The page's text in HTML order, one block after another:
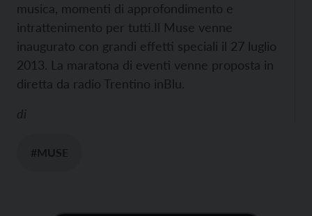
musica, momenti di approfondimento e
intrattenimento per tutti.Il Muse venne
inaugurato con grandi effetti speciali il 27 luglio
2013. La maratona di eventi venne proposta in
diretta da radio Trentino inBlu.
di
#MUSE